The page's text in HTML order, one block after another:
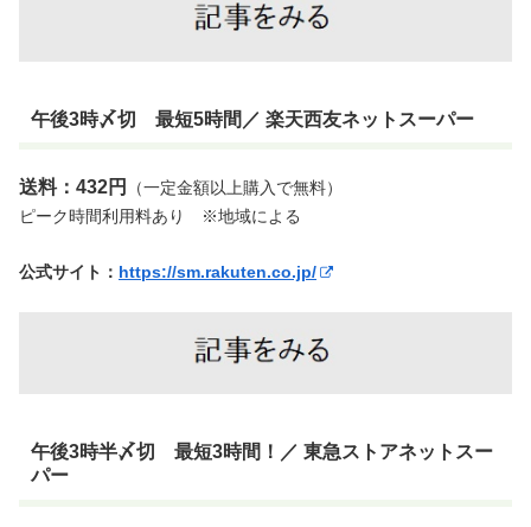
午後3時〆切 最短5時間／ 楽天西友ネットスーパー
送料：432円
（一定金額以上購入で無料）
ピーク時間利用料あり ※地域による
公式サイト： https://sm.rakuten.co.jp/
午後3時半〆切 最短3時間！／ 東急ストアネットスー
パー